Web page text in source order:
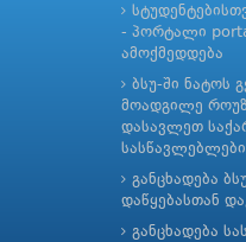
- პორტალი
ამოქმედდება
ბსუ-ში ნატოს
მოადგილე
დასავლეთ
განცხადება
დაწყებასთან
განცხადება